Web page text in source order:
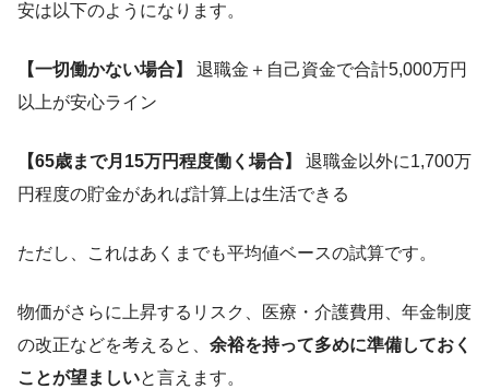
安は以下のようになります。
【一切働かない場合】
退職金＋自己資金で合計5,000万円
以上が安心ライン
【65歳まで月15万円程度働く場合】
退職金以外に1,700万
円程度の貯金があれば計算上は生活できる
ただし、これはあくまでも平均値ベースの試算です。
物価がさらに上昇するリスク、医療・介護費用、年金制度
の改正などを考えると、 余裕を持って多めに準備しておく
ことが望ましいと言えます。